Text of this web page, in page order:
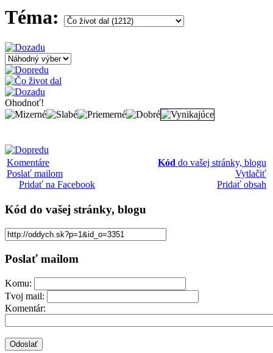
Téma:
Ohodnoť!
Komentáre
Poslať mailom
Pridať na Facebook
Kód do vašej stránky, blogu
Vytlačiť
Pridať obsah
Kód do vašej stránky, blogu
Poslať mailom
Komu:
Tvoj mail:
Komentár: